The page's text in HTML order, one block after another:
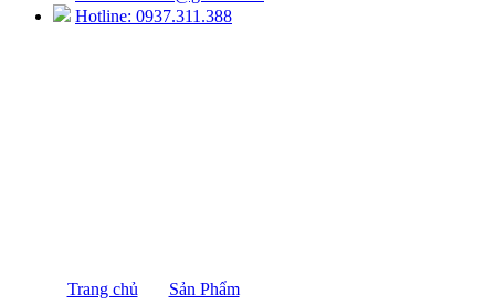
Hotline: 0937.311.388
Trang chủ Sản Phẩm/